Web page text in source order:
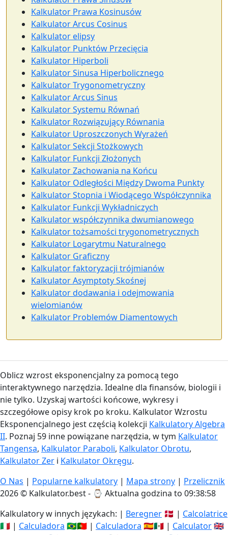
Kalkulator Prawa Kosinusów
Kalkulator Arcus Cosinus
Kalkulator elipsy
Kalkulator Punktów Przecięcia
Kalkulator Hiperboli
Kalkulator Sinusa Hiperbolicznego
Kalkulator Trygonometryczny
Kalkulator Arcus Sinus
Kalkulator Systemu Równań
Kalkulator Rozwiązujący Równania
Kalkulator Uproszczonych Wyrażeń
Kalkulator Sekcji Stożkowych
Kalkulator Funkcji Złożonych
Kalkulator Zachowania na Końcu
Kalkulator Odległości Między Dwoma Punkty
Kalkulator Stopnia i Wiodącego Współczynnika
Kalkulator Funkcji Wykładniczych
Kalkulator współczynnika dwumianowego
Kalkulator tożsamości trygonometrycznych
Kalkulator Logarytmu Naturalnego
Kalkulator Graficzny
Kalkulator faktoryzacji trójmianów
Kalkulator Asymptoty Skośnej
Kalkulator dodawania i odejmowania
wielomianów
Kalkulator Problemów Diamentowych
Oblicz wzrost eksponencjalny za pomocą tego
interaktywnego narzędzia. Idealne dla finansów, biologii i
nie tylko. Uzyskaj wartości końcowe, wykresy i
szczegółowe opisy krok po kroku. Kalkulator Wzrostu
Eksponencjalnego jest częścią kolekcji Kalkulatory Algebra
II. Poznaj 59 inne powiązane narzędzia, w tym Kalkulator
Tangensa, Kalkulator Paraboli, Kalkulator Obrotu,
Kalkulator Zer i Kalkulator Okręgu.
O Nas | Popularne kalkulatory | Mapa strony | Przelicznik
2026 © Kalkulator.best - ⌚ Aktualna godzina to 09:38:59
Kalkulatory w innych językach: | Beregner 🇩🇰 | Calcolatrice
🇮🇹 | Calculadora 🇧🇷🇵🇹 | Calculadora 🇪🇸🇲🇽 | Calculator🇬🇧